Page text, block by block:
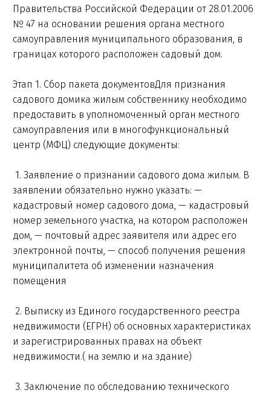
Правительства Российской Федерации от 28.01.2006
№ 47 на основании решения органа местного
самоуправления муниципального образования, в
границах которого расположен садовый дом.
Этап 1. Сбор пакета документовДля признания
садового домика жилым собственнику необходимо
предоставить в уполномоченный орган местного
самоуправления или в многофункциональный
центр (МФЦ) следующие документы:
1. Заявление о признании садового дома жилым. В
заявлении обязательно нужно указать: —
кадастровый номер садового дома, — кадастровый
номер земельного участка, на котором расположен
дом, — почтовый адрес заявителя или адрес его
электронной почты, — способ получения решения
муниципалитета об изменении назначения
помещения
2. Выписку из Единого государственного реестра
недвижимости (ЕГРН) об основных характеристиках
и зарегистрированных правах на объект
недвижимости.( на землю и на здание)
3. Заключение по обследованию технического